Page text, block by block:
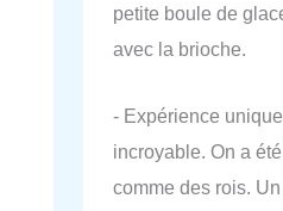
petite boule de
avec la brioche.
- Expérience
incroyable. On a
comme des rois.